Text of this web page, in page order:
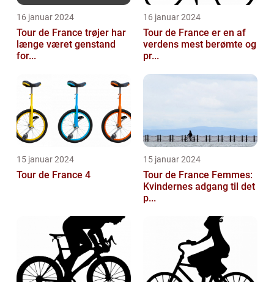
16 januar 2024
Tour de France trøjer har
længe været genstand
for...
16 januar 2024
Tour de France er en af
verdens mest berømte og
pr...
15 januar 2024
Tour de France 4
15 januar 2024
Tour de France Femmes:
Kvindernes adgang til det
p...